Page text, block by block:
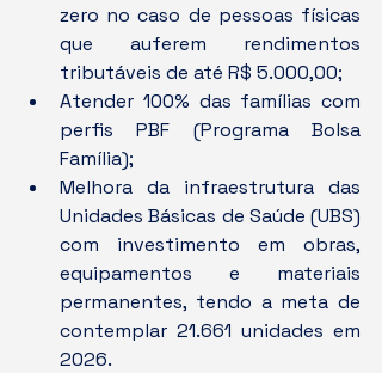
zero no caso de pessoas físicas
que auferem rendimentos
tributáveis de até R$ 5.000,00;
Atender 100% das famílias com
perfis PBF (Programa Bolsa
Família);
Melhora da infraestrutura das
Unidades Básicas de Saúde (UBS)
com investimento em obras,
equipamentos e materiais
permanentes, tendo a meta de
contemplar 21.661 unidades em
2026.